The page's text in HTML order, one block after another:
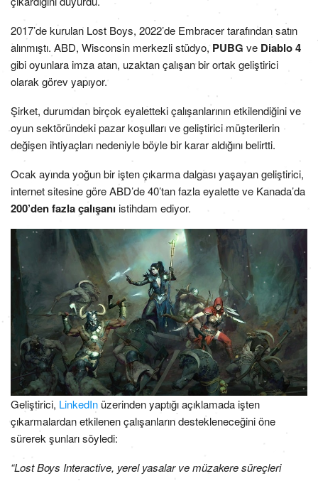
2017’de kurulan Lost Boys, 2022’de Embracer tarafından satın
alınmıştı. ABD, Wisconsin merkezli stüdyo, PUBG ve Diablo 4
gibi oyunlara imza atan, uzaktan çalışan bir ortak geliştirici
olarak görev yapıyor.
Şirket, durumdan birçok eyaletteki çalışanlarının etkilendiğini ve
oyun sektöründeki pazar koşulları ve geliştirici müşterilerin
değişen ihtiyaçları nedeniyle böyle bir karar aldığını belirtti.
Ocak ayında yoğun bir işten çıkarma dalgası yaşayan geliştirici,
internet sitesine göre ABD’de 40’tan fazla eyalette ve Kanada’da
200’den fazla çalışanı istihdam ediyor.
Geliştirici, LinkedIn üzerinden yaptığı açıklamada işten
çıkarmalardan etkilenen çalışanların destekleneceğini öne
sürerek şunları söyledi:
“Lost Boys Interactive, yerel yasalar ve müzakere süreçleri